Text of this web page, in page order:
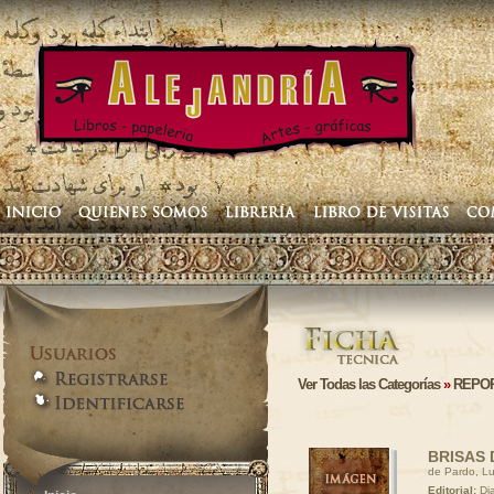
Ver Todas las Categorías»
BRISAS
de Pardo,
Editorial: